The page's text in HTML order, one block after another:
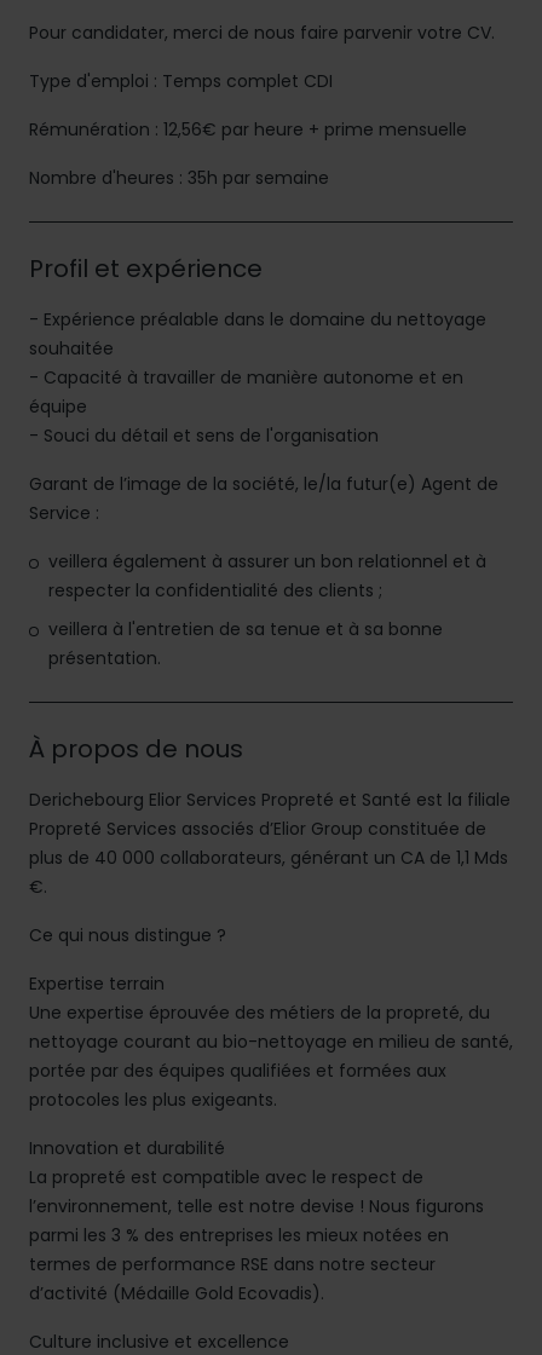
Pour candidater, merci de nous faire parvenir votre CV.
Type d'emploi : Temps complet CDI
Rémunération : 12,56€ par heure + prime mensuelle
Nombre d'heures : 35h par semaine
Profil et expérience
- Expérience préalable dans le domaine du nettoyage
souhaitée
- Capacité à travailler de manière autonome et en
équipe
- Souci du détail et sens de l'organisation
Garant de l’image de la société, le/la futur(e) Agent de
Service :
veillera également à assurer un bon relationnel et à
respecter la confidentialité des clients ;
veillera à l'entretien de sa tenue et à sa bonne
présentation.
À propos de nous
Derichebourg Elior Services Propreté et Santé est la filiale
Propreté Services associés d’Elior Group constituée de
plus de 40 000 collaborateurs, générant un CA de 1,1 Mds
€.
Ce qui nous distingue ?
Expertise terrain
Une expertise éprouvée des métiers de la propreté, du
nettoyage courant au bio-nettoyage en milieu de santé,
portée par des équipes qualifiées et formées aux
protocoles les plus exigeants.
Innovation et durabilité
La propreté est compatible avec le respect de
l’environnement, telle est notre devise ! Nous figurons
parmi les 3 % des entreprises les mieux notées en
termes de performance RSE dans notre secteur
d’activité (Médaille Gold Ecovadis).
Culture inclusive et excellence